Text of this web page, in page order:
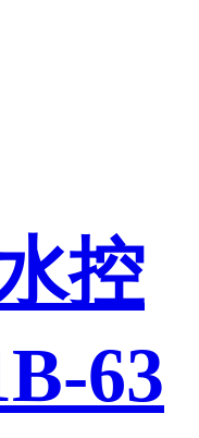
控
63